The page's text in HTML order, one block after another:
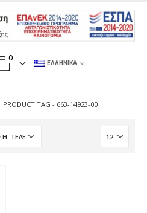
0
ΕΛΛΗΝΙΚΆ
PRODUCT TAG - 663-14923-00